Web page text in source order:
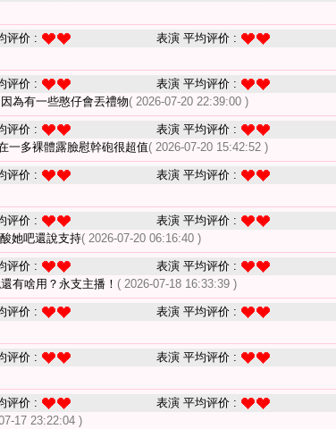
评价 : 表演 平均评价 :
评价 : 表演 平均评价 :
為有一些憨仔會丟禮物( 2026-07-20 22:39:00 )
评价 : 表演 平均评价 :
一多裸體露臉慰幹砲很超值( 2026-07-20 15:42:52 )
评价 : 表演 平均评价 :
评价 : 表演 平均评价 :
她吧還說支持( 2026-07-20 06:16:40 )
评价 : 表演 平均评价 :
有啥用？永支主播！ ( 2026-07-18 16:33:39 )
评价 : 表演 平均评价 :
评价 : 表演 平均评价 :
评价 : 表演 平均评价 :
17 23:22:04 )